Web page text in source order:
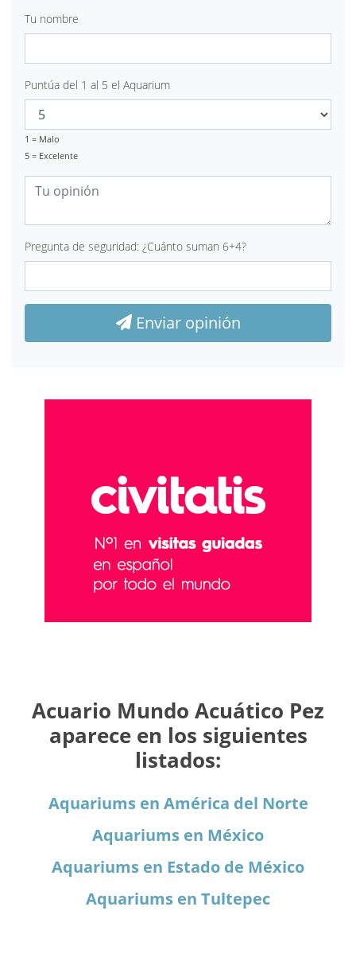
Tu nombre
Puntúa del 1 al 5 el Aquarium
1 = Malo
5 = Excelente
Pregunta de seguridad: ¿Cuánto suman 6+4?
Enviar opinión
Acuario Mundo Acuático Pez
aparece en los siguientes
listados:
Aquariums en América del Norte
Aquariums en México
Aquariums en Estado de México
Aquariums en Tultepec